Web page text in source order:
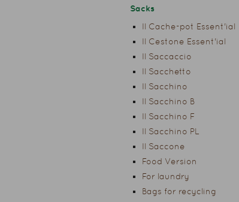
Sacks
Il Cache-pot Essent'ial
Il Cestone Essent'ial
Il Saccaccio
Il Sacchetto
Il Sacchino
Il Sacchino B
Il Sacchino F
Il Sacchino PL
Il Saccone
Food Version
For laundry
Bags for recycling